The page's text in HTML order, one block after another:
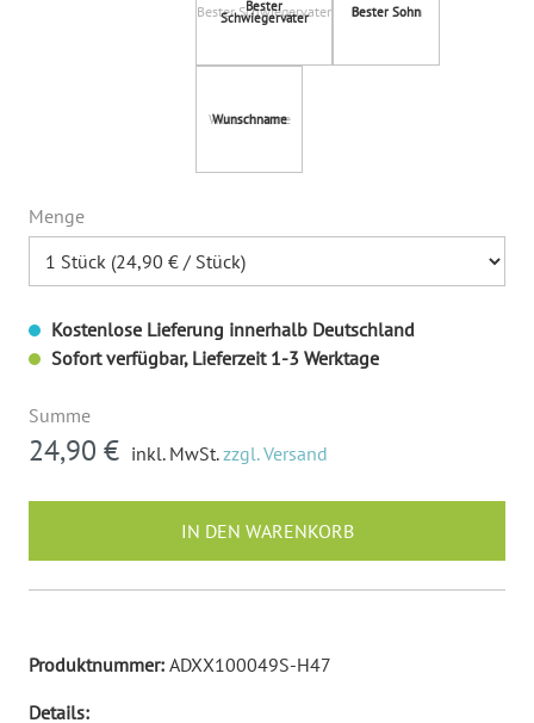
Bester Schwiegervater Bester Sohn
Wunschname
Menge
Kostenlose Lieferung innerhalb Deutschland
Sofort verfügbar, Lieferzeit 1-3 Werktage
Summe
24,90 € inkl. MwSt.zzgl. Versand
IN DEN WARENKORB
Produktnummer: ADXX100049S-H47
Details: